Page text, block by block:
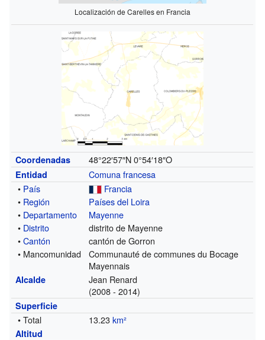
Localización de Carelles en Francia
Coordenadas 48°22′57″N 0°54′18″O
Entidad
Comuna francesa
• País
Francia
• Región
Países del Loira
• Departamento
Mayenne
• Distrito
distrito de Mayenne
•Cantón
cantón de Gorron
• Mancomunidad
Communauté de communes du Bocage
Mayennais
Alcalde
Jean Renard
(2008 - 2014)
Superficie
• Total 13.23km²
Altitud